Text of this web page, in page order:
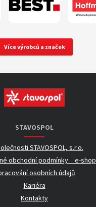
Více výrobců a značek
STAVOSPOL
STAVOSPOL, s.r.o.
obchodní podmínky _ e-shop
osobních údajů
Kariéra
Kontakty